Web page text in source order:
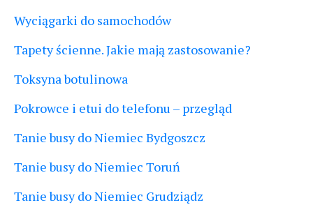
Wyciągarki do samochodów
Tapety ścienne. Jakie mają zastosowanie?
Toksyna botulinowa
Pokrowce i etui do telefonu – przegląd
Tanie busy do Niemiec Bydgoszcz
Tanie busy do Niemiec Toruń
Tanie busy do Niemiec Grudziądz